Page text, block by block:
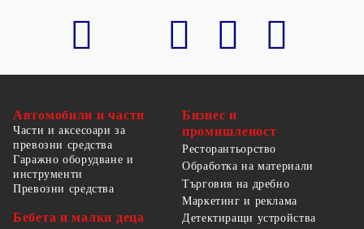
Автомобили и части
Части и аксесоари за
превозни средства
Гаражно оборудване и
инструменти
Превозни средства
Бебета и малки деца
Бизнес и
промишленост
Ресторантьорство
Обработка на материали
Търговия на дребно
Маркетинг и реклама
Детектиращи устройства